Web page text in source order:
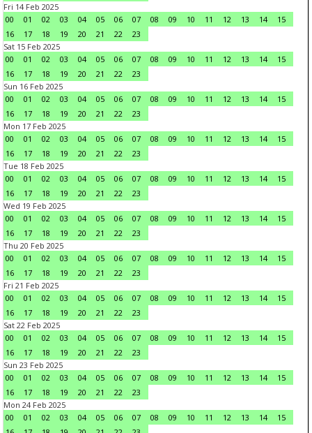
Fri 14 Feb 2025
00
01 02 03 04 05 06 07 08 09 10 11 12 13 14
15
16
17 18 19 20 21 22
23
Sat 15 Feb 2025
00
01 02 03 04 05 06 07 08 09 10 11 12 13 14
15
16
17 18 19 20 21 22
23
Sun 16 Feb 2025
00
01 02 03 04 05 06 07 08 09 10 11 12 13 14
15
16
17 18 19 20 21 22
23
Mon 17 Feb 2025
00
01 02 03 04 05 06 07 08 09 10 11 12 13 14
15
16
17 18 19 20 21 22
23
Tue 18 Feb 2025
00
01 02 03 04 05 06 07 08 09 10 11 12 13 14
15
16
17 18 19 20 21 22
23
Wed 19 Feb 2025
00
01 02 03 04 05 06 07 08 09 10 11 12 13 14
15
16
17 18 19 20 21 22
23
Thu 20 Feb 2025
00
01 02 03 04 05 06 07 08 09 10 11 12 13 14
15
16
17 18 19 20 21 22
23
Fri 21 Feb 2025
00
01 02 03 04 05 06 07 08 09 10 11 12 13 14
15
16
17 18 19 20 21 22
23
Sat 22 Feb 2025
00
01 02 03 04 05 06 07 08 09 10 11 12 13 14
15
16
17 18 19 20 21 22
23
Sun 23 Feb 2025
00
01 02 03 04 05 06 07 08 09 10 11 12 13 14
15
16
17 18 19 20 21 22
23
Mon 24 Feb 2025
00
01 02 03 04 05 06 07 08 09 10 11 12 13 14
15